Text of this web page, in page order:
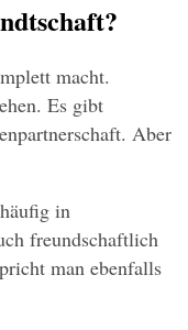
macht.
Es gibt
Aber
in
freundschaftlich
man ebenfalls